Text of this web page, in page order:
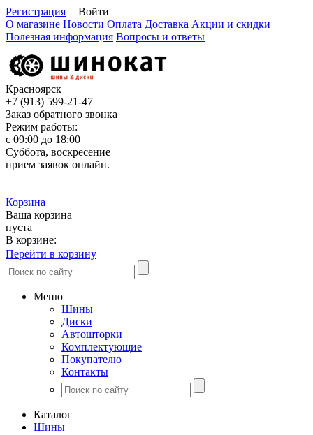
Регистрация
Войти
О магазине Новости Оплата Доставка Акции и скидки
Полезная информация Вопросы и ответы
Красноярск
+7 (913) 599-21-47
Заказ обратного звонка
Режим работы:
с 09:00 до 18:00
Суббота, воскресение
прием заявок онлайн.
Корзина
Ваша корзина
пуста
В корзине:
Перейти в корзину
Меню
Шины
Диски
Автошторки
Комплектующие
Покупателю
Контакты
Каталог
Шины